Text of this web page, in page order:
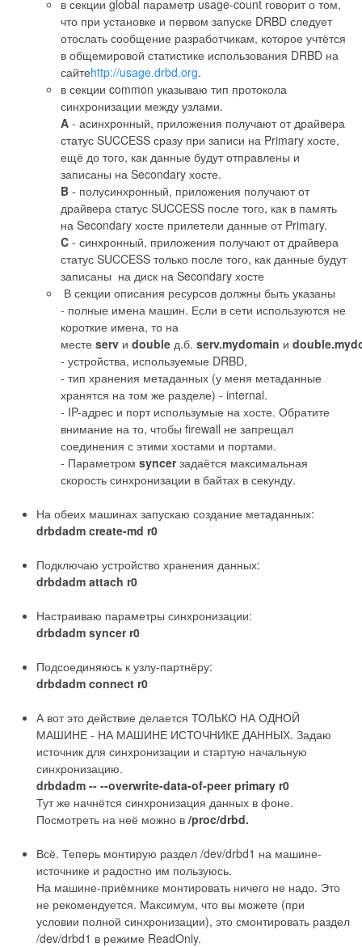
в секции global параметр usage-count говорит о том,
что при установке и первом запуске DRBD следует
отослать сообщение разработчикам, которое учтётся
в общемировой статистике использования DRBD на
сайтеhttp://usage.drbd.org.
в секции common указываю тип протокола
синхронизации между узлами.
A - асинхронный, приложения получают от драйвера
статус SUCCESS сразу при записи на Primary хосте,
ещё до того, как данные будут отправлены и
записаны на Secondary хосте.
B - полусинхронный, приложения получают от
драйвера статус SUCCESS после того, как в память
на Secondary хосте прилетели данные от Primary.
C - синхронный, приложения получают от драйвера
статус SUCCESS только после того, как данные будут
записаны на диск на Secondary хосте
В секции описания ресурсов должны быть указаны
- полные имена машин. Если в сети используются не
короткие имена, то на
месте serv и double д.б. serv.mydomain и
- устройства, используемые DRBD,
- тип хранения метаданных (у меня метаданные
хранятся на том же разделе) - internal.
- IP-адрес и порт использумые на хосте. Обратите
внимание на то, чтобы firewall не запрещал
соединения с этими хостами и портами.
- Параметром syncerзадаётся максимальная
скорость синхронизации в байтах в секунду.
На обеих машинах запускаю создание метаданных:
drbdadm create-md r0
Подключаю устройство хранения данных:
drbdadm attach r0
Настраиваю параметры синхронизации:
drbdadm syncer r0
Подсоединяюсь к узлу-партнёру:
drbdadm connect r0
А вот это действие делается ТОЛЬКО НА ОДНОЙ
МАШИНЕ - НА МАШИНЕ ИСТОЧНИКЕ ДАННЫХ. Задаю
источник для синхронизации и стартую начальную
синхронизацию.
drbdadm -- --overwrite-data-of-peer primary r0
Тут же начнётся синхронизация данных в фоне.
Посмотреть на неё можно в /proc/drbd.
Всё. Теперь монтирую раздел /dev/drbd1 на машине-
источнике и радостно им пользуюсь.
На машине-приёмнике монтировать ничего не надо. Это
не рекомендуется. Максимум, что вы можете (при
условии полной синхронизации), это смонтировать раздел
/dev/drbd1 в режиме ReadOnly.